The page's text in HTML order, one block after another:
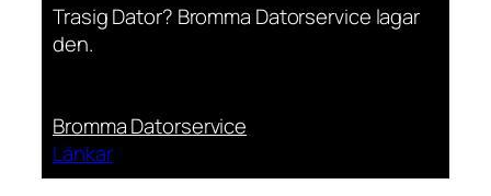
Trasig Dator? Bromma Datorservice lagar
den.
Bromma Datorservice
Länkar